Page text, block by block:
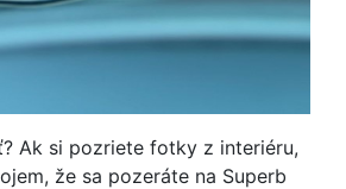
Ak si pozriete fotky z interiéru,
že sa pozeráte na Superb